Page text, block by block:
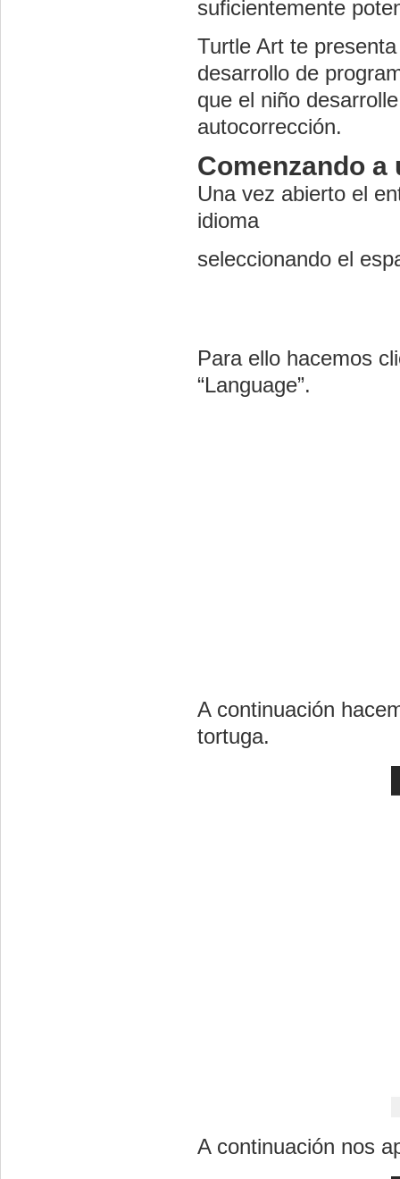
suficientemente
Turtle Art te
desarrollo de
que el niño
autocorrección.
Comenzando
Una vez abierto el
idioma
seleccionando el
Para ello hacemos
“Language”.
A continuación
tortuga.
A continuación nos